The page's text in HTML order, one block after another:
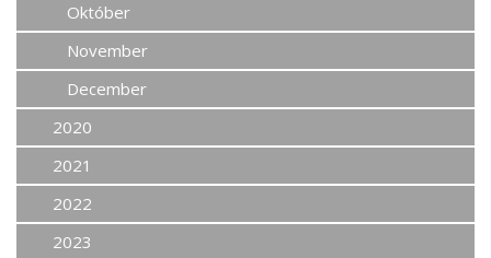
Október
November
December
2020
2021
2022
2023